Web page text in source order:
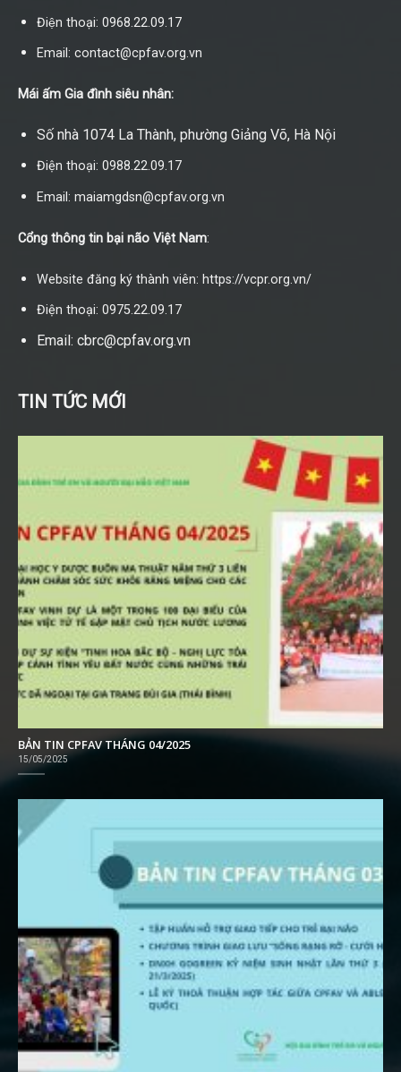
Điện thoại: 0968.22.09.17
Email: contact@cpfav.org.vn
Mái ấm Gia đình siêu nhân:
Số nhà 1074 La Thành, phường Giảng Võ, Hà Nội
Điện thoại: 0988.22.09.17
Email: maiamgdsn@cpfav.org.vn
Cổng thông tin bại não Việt Nam:
Website đăng ký thành viên: https://vcpr.org.vn/
Điện thoại: 0975.22.09.17
Email: cbrc@cpfav.org.vn
TIN TỨC MỚI
BẢN TIN CPFAV THÁNG 04/2025
15/05/2025